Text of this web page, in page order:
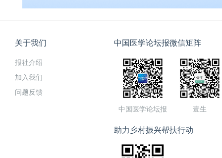
关于我们
报社介绍
加入我们
问题反馈
中国医学论坛报微信矩阵
中国医学论坛报 壹生
助力乡村振兴帮扶行动